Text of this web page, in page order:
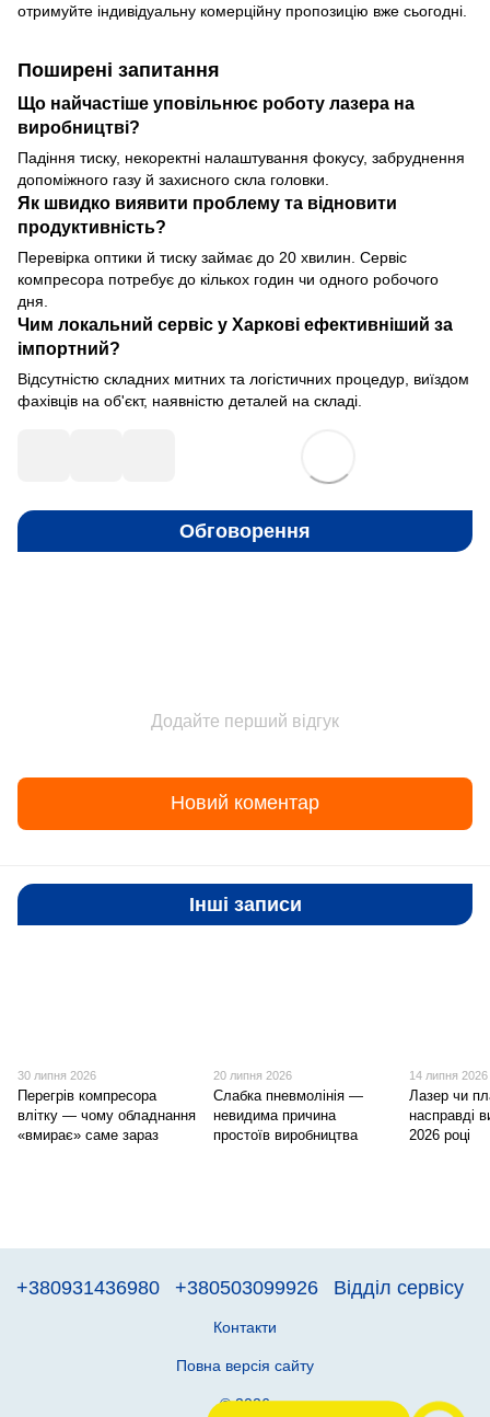
отримуйте індивідуальну комерційну пропозицію вже сьогодні.
Поширені запитання
Що найчастіше уповільнює роботу лазера на
виробництві?
Падіння тиску, некоректні налаштування фокусу, забруднення
допоміжного газу й захисного скла головки.
Як швидко виявити проблему та відновити
продуктивність?
Перевірка оптики й тиску займає до 20 хвилин. Сервіс
компресора потребує до кількох годин чи одного робочого
дня.
Чим локальний сервіс у Харкові ефективніший за
імпортний?
Відсутністю складних митних та логістичних процедур, виїздом
фахівців на об'єкт, наявністю деталей на складі.
Обговорення
Додайте перший відгук
Новий коментар
Інші записи
30 липня 2026
Перегрів компресора
влітку — чому обладнання
«вмирає» саме зараз
20 липня 2026
Слабка пневмолінія —
невидима причина
простоїв виробництва
14 липня 2026
Лазер чи
насправді
2026 році
+380931436980 +380503099926 Відділ сервісу
Контакти
Повна версія сайту
© 2026